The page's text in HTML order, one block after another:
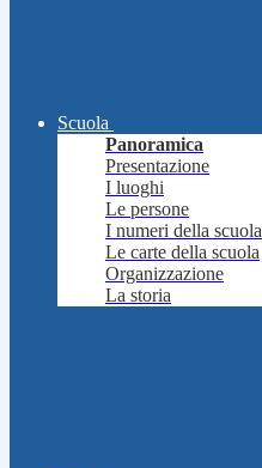
Scuola
Panoramica
Presentazione
I luoghi
Le persone
I numeri della scuola
Le carte della scuola
Organizzazione
La storia